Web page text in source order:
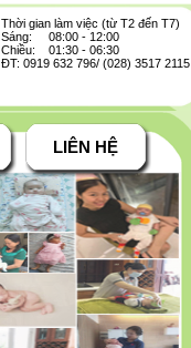
Thời gian làm việc (từ T2 đến T7)
Sáng: 08:00 - 12:00
Chiều: 01:30 - 06:30
ĐT: 0919 632 796/ (028) 3517 2115
LIÊN HỆ